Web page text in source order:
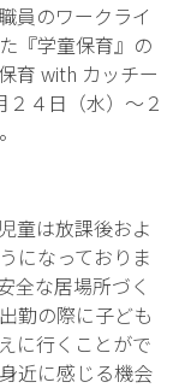
員のワークライ
『学童保育』の
育 with カッチー
４日（水）～２
童は放課後およ
になっておりま
全な居場所づく
勤の際に子ども
に行くことがで
近に感じる機会